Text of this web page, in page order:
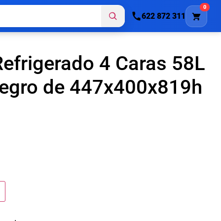
622 872 311
0
4 Caras 58L
de 447x400x819h